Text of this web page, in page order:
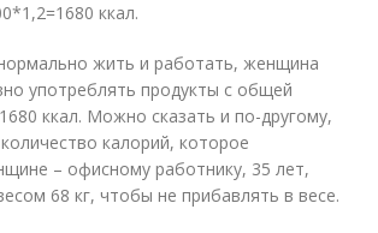
ккал.
жить и работать, женщина
употреблять продукты с общей
ккал. Можно сказать и по-другому,
калорий, которое
– офисному работнику, 35 лет,
68 кг, чтобы не прибавлять в весе.